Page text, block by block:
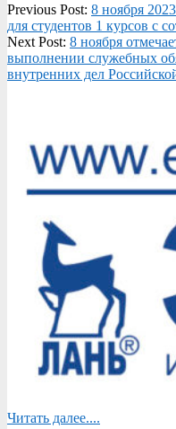
2023-
11-
08
Previous Post: 8 ноября
для студентов 1 курсов с
Next Post: 8 ноября
выполнении служебных
внутренних дел
Читать далее....